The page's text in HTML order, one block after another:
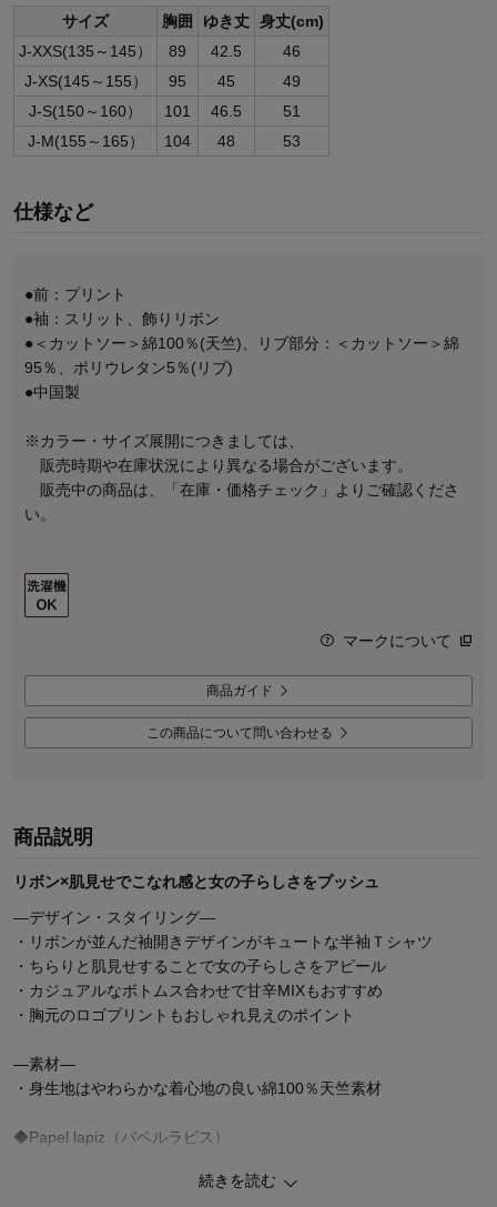
サイズ 胸囲 ゆき丈 身丈(cm)
J-XXS(135～145）
89 42.5
46
J-XS(145～155）
95 45
49
J-S(150～160）
101 46.5
51
J-M(155～165）
104 48 53
仕様など
●前：プリント
●袖：スリット、飾りリボン
●＜カットソー＞綿100％(天竺)、リブ部分：＜カットソー＞綿
95％、ポリウレタン5％(リブ)
●中国製
※カラー・サイズ展開につきましては、
販売時期や在庫状況により異なる場合がございます。
販売中の商品は、「在庫・価格チェック」よりご確認くださ
い。
マークについて
商品ガイド
この商品について問い合わせる
商品説明
リボン×肌見せでこなれ感と女の子らしさをプッシュ
―デザイン・スタイリング―
・リボンが並んだ袖開きデザインがキュートな半袖Ｔシャツ
・ちらりと肌見せすることで女の子らしさをアピール
・カジュアルなボトムス合わせで甘辛MIXもおすすめ
・胸元のロゴプリントもおしゃれ見えのポイント
―素材―
・身生地はやわらかな着心地の良い綿100％天竺素材
◆Papel lapiz（パペルラピス）
いおしゃれを提案するブランド。
続きを読む